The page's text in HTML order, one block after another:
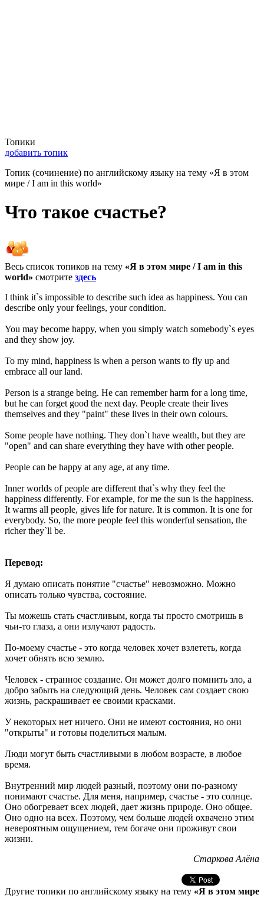
Топики
добавить топик
Топик (сочинение) по английскому языку на тему «Я в этом
мире / I am in this world»
Что такое счастье?
Весь список топиков на тему «Я в этом мире / I am in this
world» смотрите здесь
I think it`s impossible to describe such idea as happiness. You can
describe only your feelings, your condition.
You may become happy, when you simply watch somebody`s eyes
and they show joy.
To my mind, happiness is when a person wants to fly up and
embrace all our land.
Person is a strange being. He can remember harm for a long time,
but he can forget good the next day. People create their lives
themselves and they "paint" these lives in their own colours.
Some people have nothing. They don`t have wealth, but they are
"open" and can share everything they have with other people.
People can be happy at any age, at any time.
Inner worlds of people are different that`s why they feel the
happiness differently. For example, for me the sun is the happiness.
It warms all people, gives life for nature. It is common. It is one for
everybody. So, the more people feel this wonderful sensation, the
richer they`ll be.
Перевод:
Я думаю описать понятие "счастье" невозможно. Можно
описать только чувства, состояние.
Ты можешь стать счастливым, когда ты просто смотришь в
чьи-то глаза, а они излучают радость.
По-моему счастье - это когда человек хочет взлететь, когда
хочет обнять всю землю.
Человек - странное создание. Он может долго помнить зло, а
добро забыть на следующий день. Человек сам создает свою
жизнь, раскрашивает ее своими красками.
У некоторых нет ничего. Они не имеют состояния, но они
"открыты" и готовы поделиться малым.
Люди могут быть счастливыми в любом возрасте, в любое
время.
Внутренний мир людей разный, поэтому они по-разному
понимают счастье. Для меня, например, счастье - это солнце.
Оно обогревает всех людей, дает жизнь природе. Оно общее.
Оно одно на всех. Поэтому, чем больше людей охвачено этим
невероятным ощущением, тем богаче они проживут свои
жизни.
Старкова Алёна
Другие топики по английскому языку на тему «Я в этом мире